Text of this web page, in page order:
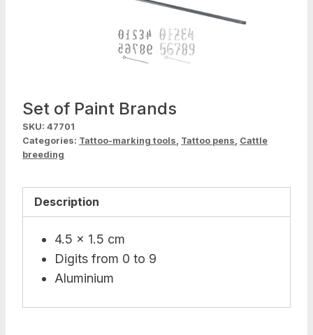
Set of Paint Brands
SKU: 47701
Categories: Tattoo-marking tools, Tattoo pens, Cattle
breeding
Description
4.5 x 1.5 cm
Digits from 0 to 9
Aluminium